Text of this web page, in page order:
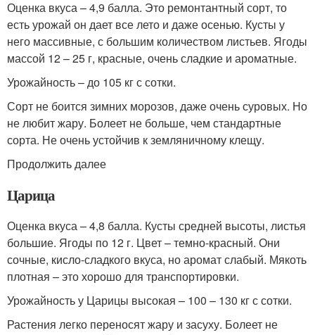
Оценка вкуса – 4,9 балла. Это ремонтантный сорт, то
есть урожай он дает все лето и даже осенью. Кусты у
него массивные, с большим количеством листьев. Ягоды
массой 12 – 25 г, красные, очень сладкие и ароматные.
Урожайность – до 105 кг с сотки.
Сорт не боится зимних морозов, даже очень суровых. Но
не любит жару. Болеет не больше, чем стандартные
сорта. Не очень устойчив к земляничному клещу.
Продолжить далее
Царица
Оценка вкуса – 4,8 балла. Кусты средней высоты, листья
большие. Ягоды по 12 г. Цвет – темно-красный. Они
сочные, кисло-сладкого вкуса, но аромат слабый. Мякоть
плотная – это хорошо для транспортировки.
Урожайность у Царицы высокая – 100 – 130 кг с сотки.
Растения легко переносят жару и засуху. Болеет не